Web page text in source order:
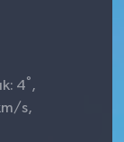
4° ,
s,